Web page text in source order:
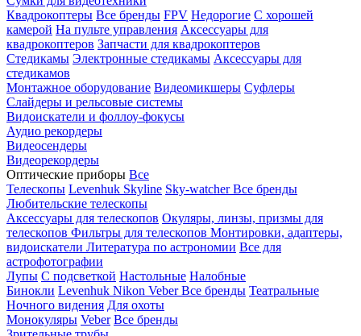
Квадрокоптеры Все бренды FPV Недорогие С хорошей
камерой На пульте управления Аксессуары для
квадрокоптеров Запчасти для квадрокоптеров
Стедикамы Электронные стедикамы Аксессуары для
стедикамов
Монтажное оборудование Видеомикшеры Суфлеры
Слайдеры и рельсовые системы
Видоискатели и фоллоу-фокусы
Аудио рекордеры
Видеосендеры
Видеорекордеры
Оптические приборы Все
Телескопы Levenhuk Skyline Sky-watcherВсе бренды
Любительские телескопы
Аксессуары для телескопов Окуляры, линзы, призмы для
телескопов Фильтры для телескопов Монтировки, адаптеры,
видоискатели Литература по астрономии Все для
астрофотографии
Лупы С подсветкой Настольные Налобные
Бинокли Levenhuk Nikon VeberВсе бренды Театральные
Ночного видения Для охоты
Монокуляры Veber Все бренды